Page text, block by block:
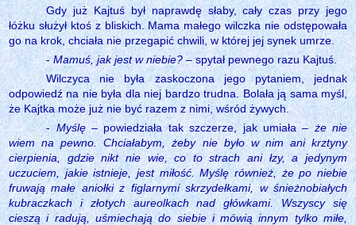
Gdy już Kajtuś był naprawdę słaby, cały czas przy jego
łóżku służył ktoś z bliskich. Mama małego wilczka nie odstępowała
go na krok, chciała nie przegapić chwili, w której jej synek umrze.
-Mamuś, jak jest w niebie?– spytał pewnego razu Kajtuś.
Wilczyca nie była zaskoczona jego pytaniem, jednak
odpowiedź na nie była dla niej bardzo trudna. Bolała ją sama myśl,
że Kajtka może już nie być razem z nimi, wśród żywych.
- Myślę– powiedziała tak szczerze, jak umiała –że nie
wiem na pewno. Chciałabym, żeby nie było w nim ani krztyny
cierpienia, gdzie nikt nie wie, co to strach ani łzy, a jedynym
uczuciem, jakie istnieje, jest miłość. Myślę również, że po niebie
fruwają małe aniołki z figlarnymi skrzydełkami, w śnieżnobiałych
kubraczkach i złotych aureolkach nad główkami. Wszyscy się
cieszą i radują, uśmiechają do siebie i mówią innym tylko miłe,